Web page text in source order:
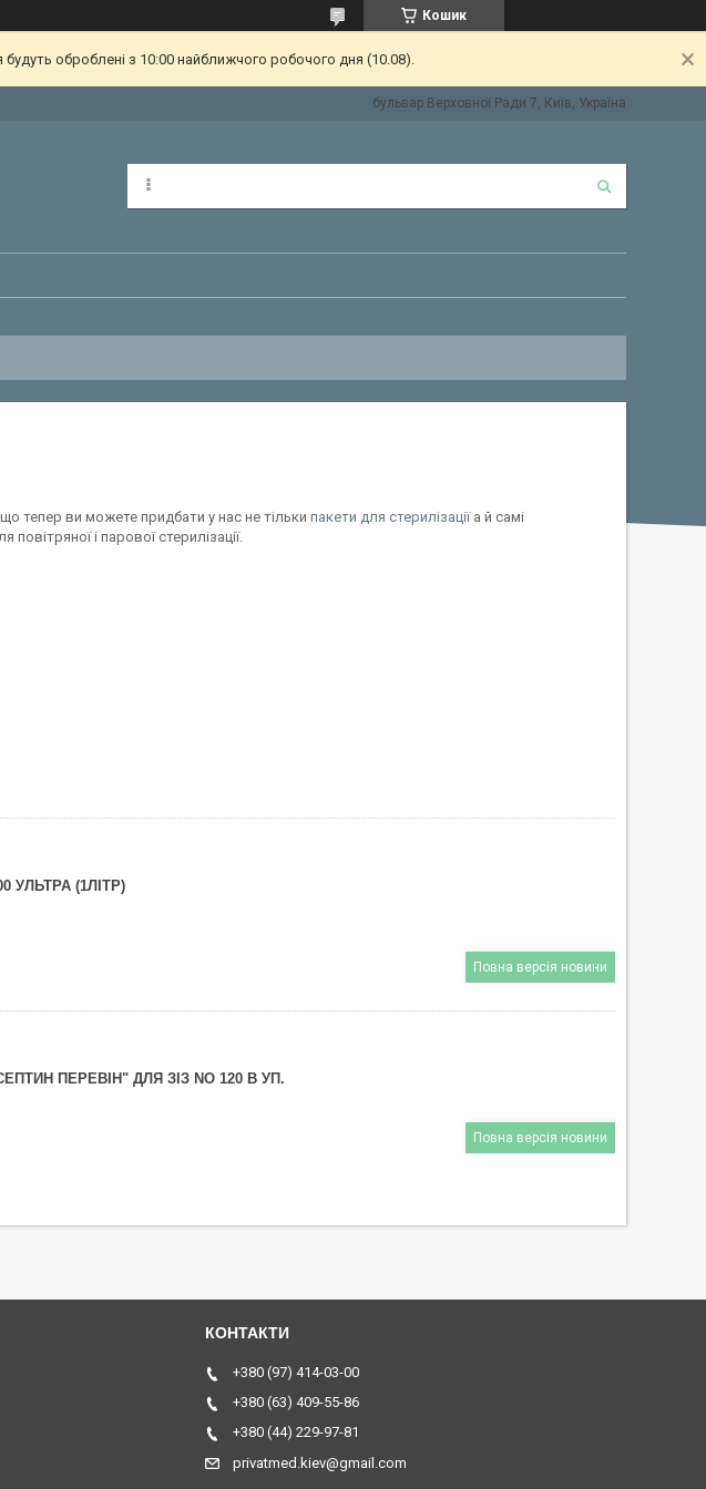
Кошик
оброблені з 10:00 найближчого робочого дня (10.08).
бульвар Верховної Ради 7, Київ, Україна
тепер ви можете придбати у нас не тільки пакети для стерилізаціїа й самі
повітряної і парової стерилізації.
УЛЬТРА (1ЛІТР)
Повна версія новини
ПЕРЕВІН" ДЛЯ ЗІЗ NO 120 В УП.
Повна версія новини
+380 (97) 414-03-00
+380 (63) 409-55-86
+380 (44) 229-97-81
privatmed.kiev@gmail.com